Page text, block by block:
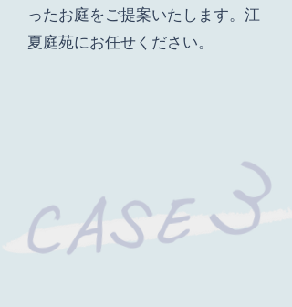
ったお庭をご提案いたします。江
夏庭苑にお任せください。